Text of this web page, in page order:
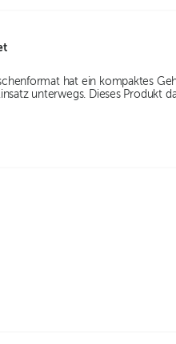
hat ein kompaktes
unterwegs. Dieses Produkt